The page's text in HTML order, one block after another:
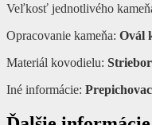
Veľkosť jednotlivého
Opracovanie kameňa: Ovál
Materiál kovodielu:
Iné informácie: